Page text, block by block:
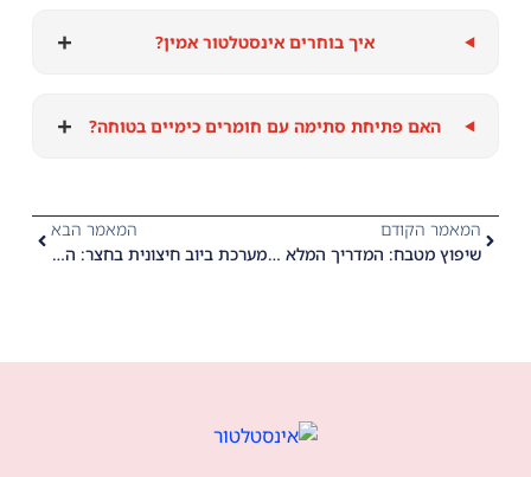
איך בוחרים אינסטלטור אמין? +
האם פתיחת סתימה עם חומרים כימיים בטוחה? +
המאמר הקודם
שיפוץ מטבח: המדריך המלא לתכנון אינסטלציה חכמה, מיקום נקודות מים ושוברי לחץ
המאמר הבא
מערכת ביוב חיצונית בחצר: המדריך המלא לשוחות ביוב, ניקוז גגות וחיבור לתשתית העירונית